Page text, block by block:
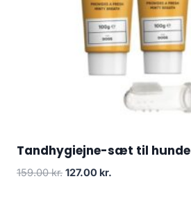
Tandhygiejne-sæt til hunde
159.00kr. Den
127.00 kr.